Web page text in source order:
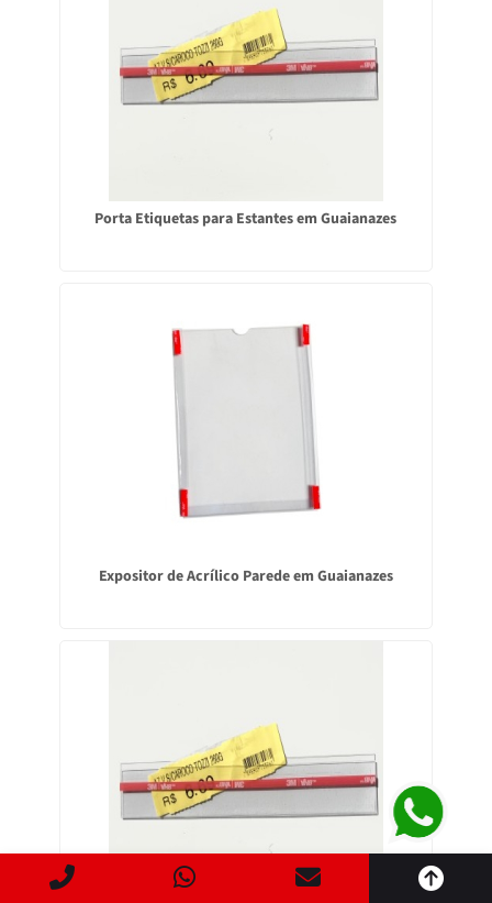
Porta Etiquetas para Estantes em Guaianazes
Expositor de Acrílico Parede em Guaianazes
Este site usa cookies para garantir que você obtenha a
melhor experiência.
ACEITAR